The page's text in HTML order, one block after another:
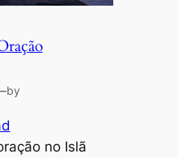
by
no Islã